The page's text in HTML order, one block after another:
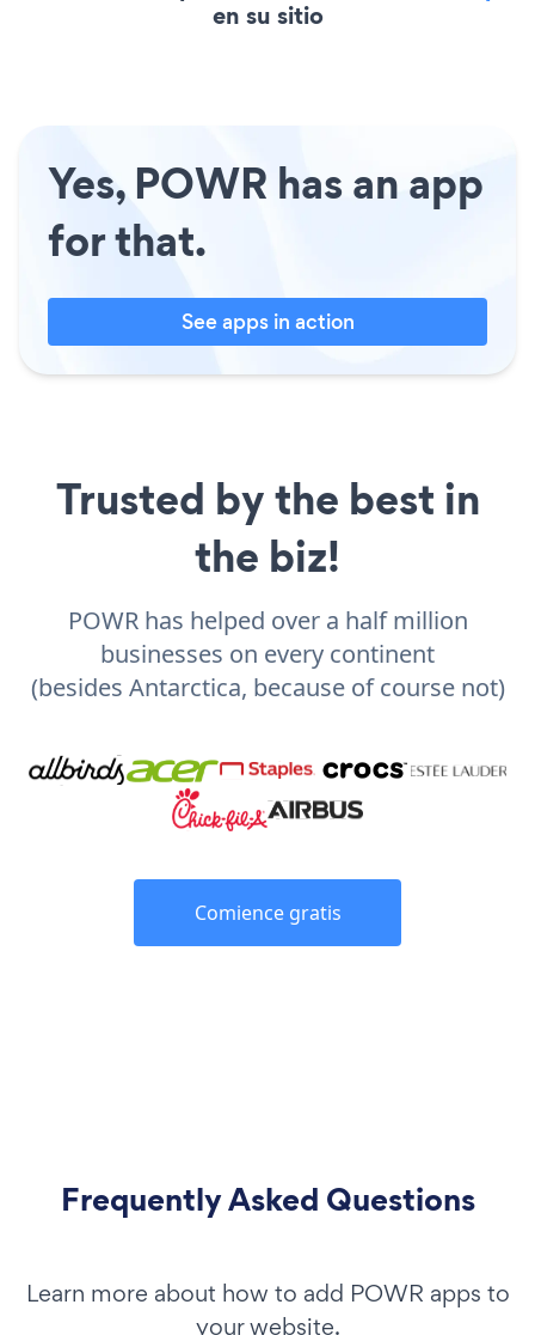
en su sitio
Yes, POWR has an app
for that.
See apps in action
Trusted by the best in
the biz!
POWR has helped over a half million
businesses on every continent
(besides Antarctica, because of course not)
Comience gratis
Frequently Asked Questions
Learn more about how to add POWR apps to
your website.